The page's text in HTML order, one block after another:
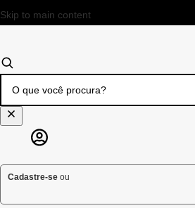
Skip to main content
Cadastre-se ou